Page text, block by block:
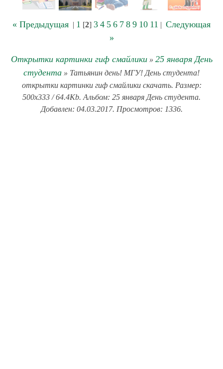
« Предыдущая | 1 [2] 3 4 5 6 7 8 9 10 11 | Следующая
»
Открытки картинки гиф смайлики» 25 января День
студента » Татьянин день! МГУ! День студента!
открытки картинки гиф смайлики скачать. Размер:
500x333 / 64.4Kb. Альбом: 25 января День студента.
Добавлен: 04.03.2017. Просмотров: 1336.